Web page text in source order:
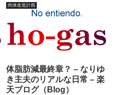
のダイエットは、「とりあえずカ
ッコよくなる」という曖昧なテー
マで始めました。しかし、実際に
は曖昧ながら数値にとりつかれ
て...
肉体改造計画
体脂肪減最終章？ – なりゆ
き主夫のリアルな日常 – 楽
天ブログ（Blog）